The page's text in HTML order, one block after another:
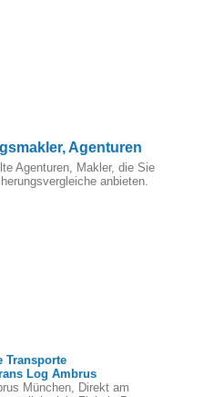
Agenturen
Agenturen, Makler, die Sie
anbieten.
Transporte
Log Ambrus
München, Direkt am